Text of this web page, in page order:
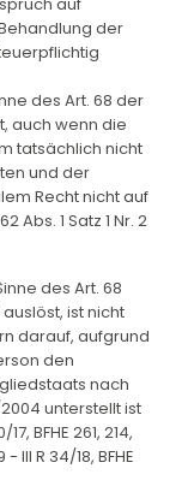
der
des Art. 68 der
auch wenn die
tatsächlich nicht
und der
Recht nicht auf
Abs. 1 Satz 1 Nr. 2
des Art. 68
ist nicht
darauf, aufgrund
den
nach
2004 unterstellt ist
BFHE 261, 214,
III R 34/18, BFHE